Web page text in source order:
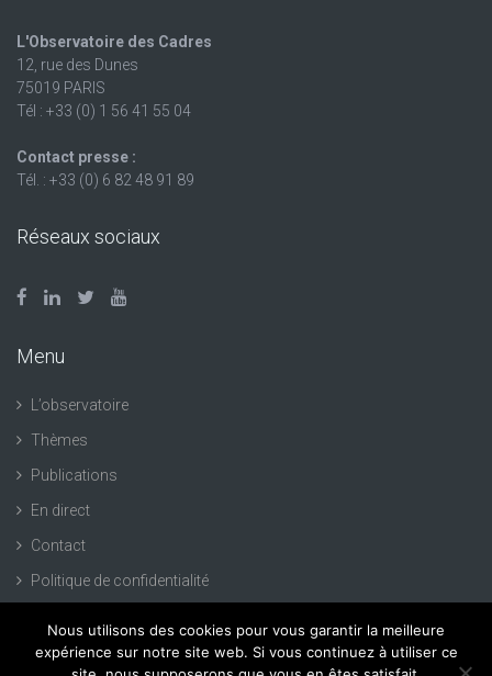
L'Observatoire des Cadres
12, rue des Dunes
75019 PARIS
Tél : +33 (0) 1 56 41 55 04
Contact presse :
Tél. : +33 (0) 6 82 48 91 89
Réseaux sociaux
Menu
L’observatoire
Thèmes
Publications
En direct
Contact
Politique de confidentialité
Nous utilisons des cookies pour vous garantir la meilleure
expérience sur notre site web. Si vous continuez à utiliser ce